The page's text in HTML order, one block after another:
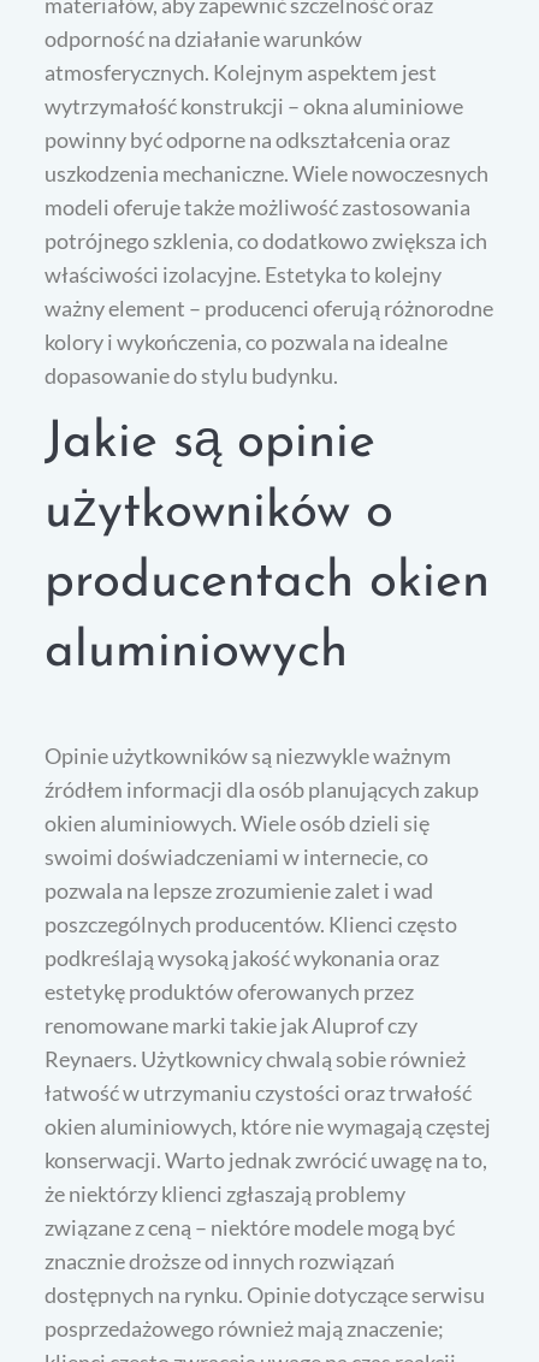
odporność na działanie warunków
atmosferycznych. Kolejnym aspektem jest
wytrzymałość konstrukcji – okna aluminiowe
powinny być odporne na odkształcenia oraz
uszkodzenia mechaniczne. Wiele nowoczesnych
modeli oferuje także możliwość zastosowania
potrójnego szklenia, co dodatkowo zwiększa ich
właściwości izolacyjne. Estetyka to kolejny
ważny element – producenci oferują różnorodne
kolory i wykończenia, co pozwala na idealne
dopasowanie do stylu budynku.
Jakie są opinie
użytkowników o
producentach okien
aluminiowych
Opinie użytkowników są niezwykle ważnym
źródłem informacji dla osób planujących zakup
okien aluminiowych. Wiele osób dzieli się
swoimi doświadczeniami w internecie, co
pozwala na lepsze zrozumienie zalet i wad
poszczególnych producentów. Klienci często
podkreślają wysoką jakość wykonania oraz
estetykę produktów oferowanych przez
renomowane marki takie jak Aluprof czy
Reynaers. Użytkownicy chwalą sobie również
łatwość w utrzymaniu czystości oraz trwałość
okien aluminiowych, które nie wymagają częstej
konserwacji. Warto jednak zwrócić uwagę na to,
że niektórzy klienci zgłaszają problemy
związane z ceną – niektóre modele mogą być
znacznie droższe od innych rozwiązań
dostępnych na rynku. Opinie dotyczące serwisu
posprzedażowego również mają znaczenie;